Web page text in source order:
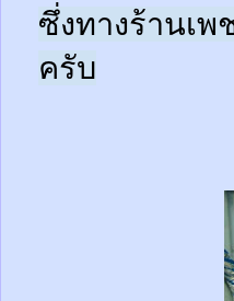
ซึ่งทางร้านเ
ครับ